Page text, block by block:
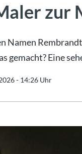
zur
Namen
gemacht? Eine
- 14:26 Uhr